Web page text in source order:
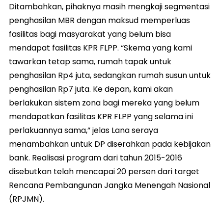
Ditambahkan, pihaknya masih mengkaji segmentasi
penghasilan MBR dengan maksud memperluas
fasilitas bagi masyarakat yang belum bisa
mendapat fasilitas KPR FLPP. “Skema yang kami
tawarkan tetap sama, rumah tapak untuk
penghasilan Rp4 juta, sedangkan rumah susun untuk
penghasilan Rp7 juta. Ke depan, kami akan
berlakukan sistem zona bagi mereka yang belum
mendapatkan fasilitas KPR FLPP yang selama ini
perlakuannya sama,” jelas Lana seraya
menambahkan untuk DP diserahkan pada kebijakan
bank. Realisasi program dari tahun 2015-2016
disebutkan telah mencapai 20 persen dari target
Rencana Pembangunan Jangka Menengah Nasional
(RPJMN).